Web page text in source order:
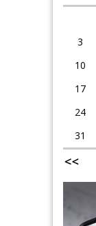
3
10
17
24
31